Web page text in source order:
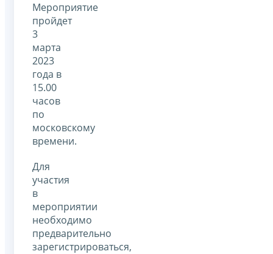
Мероприятие
пройдет
3
марта
2023
года в
15.00
часов
по
московскому
времени.
Для
участия
в
мероприятии
необходимо
предварительно
зарегистрироваться,